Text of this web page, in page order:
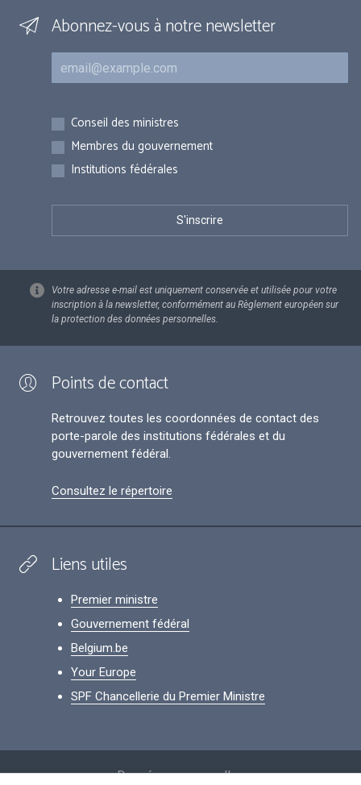
Abonnez-vous à notre newsletter
Courriel
Inscriptions
Conseil des ministres
Membres du gouvernement
Institutions fédérales
Votre adresse e-mail est uniquement conservée et utilisée pour votre
inscription à la newsletter, conformément au Règlement européen sur
la protection des données personnelles.
Points de contact
Retrouvez toutes les coordonnées de contact des
porte-parole des institutions fédérales et du
gouvernement fédéral.
Consultez le répertoire
Liens utiles
Premier ministre
Gouvernement fédéral
Belgium.be
Your Europe
SPF Chancellerie du Premier Ministre
Données personnelles